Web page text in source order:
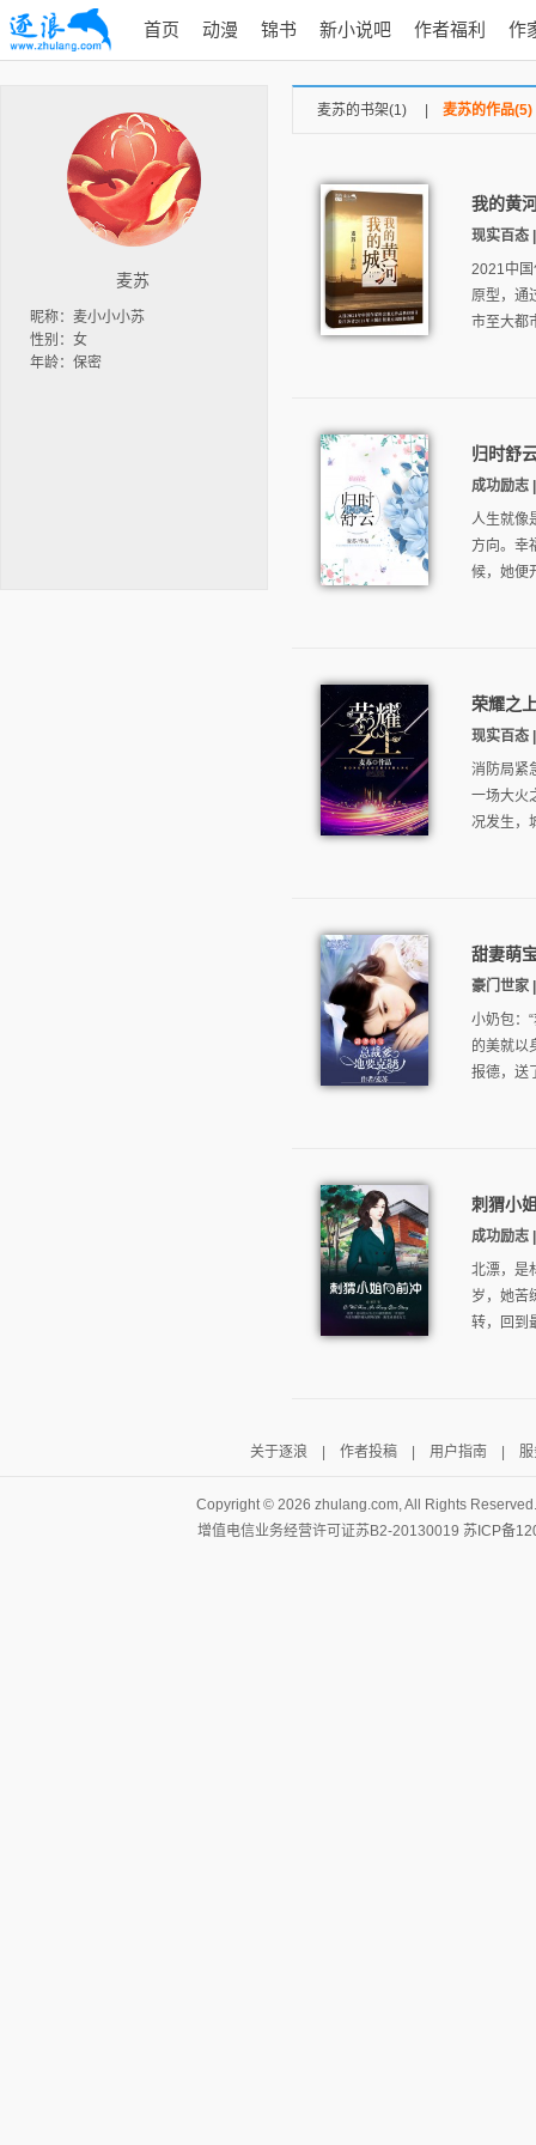
首页 动漫 锦书 新小说吧 作者福利 作
麦苏
昵称：麦小小小苏
性别：女
年龄：保密
麦苏的书架(1) 麦苏的作品(5)
我的黄
现实百态
2021中国
原型，通
市至大都
归时舒
成功励志
人生就像
方向。幸
候，她便
荣耀之
现实百态
消防局紧
一场大火
况发生，
甜妻萌
豪门世家
小奶包：
的美就以
报德，送
刺猬小
成功励志
北漂，是
岁，她苦
转，回到
关于逐浪 作者投稿| 用户指南 服
Copyright © 2026 zhulang.com, All Rights
增值电信业务经营许可证苏B2-20130019 苏ICP备